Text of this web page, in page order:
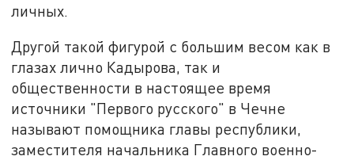
личных.
Другой такой фигурой с большим весом как в
глазах лично Кадырова, так и
общественности в настоящее время
источники "Первого русского" в Чечне
называют помощника главы республики,
заместителя начальника Главного военно-